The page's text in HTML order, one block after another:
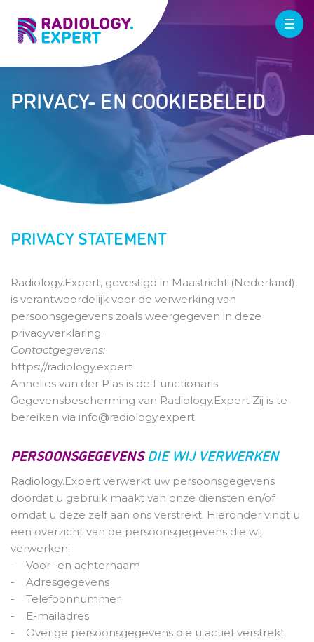
PRIVACY- EN COOKIEBELEID
PRIVACY STATEMENT
Radiology.Expert, gevestigd in Maastricht (Nederland),
is verantwoordelijk voor de verwerking van
persoonsgegevens zoals weergegeven in deze
privacyverklaring.
Contactgegevens:
https://radiology.expert
Annelies van der Plas is de Functionaris
Gegevensbescherming van Radiology.Expert Zij is te
bereiken via info@radiology.expert
PERSOONSGEGEVENSDIE WIJ VERWERKEN
Radiology.Expert verwerkt uw persoonsgegevens
doordat u gebruik maakt van onze diensten en/of
omdat u deze zelf aan ons verstrekt. Hieronder vindt u
een overzicht van de persoonsgegevens die wij
verwerken:
- Voor- en achternaam
- Adresgegevens
- Telefoonnummer
- E-mailadres
- Overige persoonsgegevens die u actief verstrekt